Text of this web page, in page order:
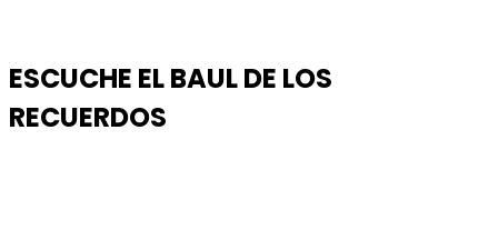
ESCUCHE EL BAUL DE LOS
RECUERDOS